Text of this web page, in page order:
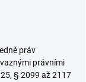
práv
právními
§ 2099 až 2117